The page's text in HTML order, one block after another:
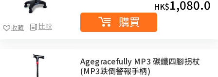
比較
收藏
HK$1,080.0
購買
Agegracefully MP3 碳纖四腳拐杖
(MP3跌倒警報手柄)